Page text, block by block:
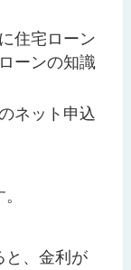
住宅ローン
ーンの知識
ネット申込
と、金利が